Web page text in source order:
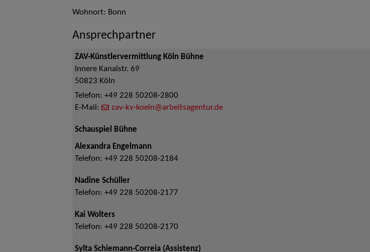
Wohnort: Bonn
Ansprechpartner
ZAV-Künstlervermittlung Köln Bühne
Innere Kanalstr. 69
50823 Köln
Telefon: +49 228 50208-2800
E-Mail:
zav-kv-koeln@arbeitsagentur.de
Schauspiel Bühne
Alexandra Engelmann
Telefon: +49 228 50208-2184
Nadine Schüller
Telefon: +49 228 50208-2177
Kai Wolters
Telefon: +49 228 50208-2170
Sylta Schiemann-Correia (Assistenz)